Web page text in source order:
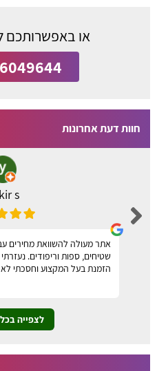
או באפשרותכם
חוות דעת אחרונות
s
אתר מעולה להשוואת מחירים
שטיחים, ספות וריפודים.
הזמנת בעל המקצוע וחסכתי
לצפייה